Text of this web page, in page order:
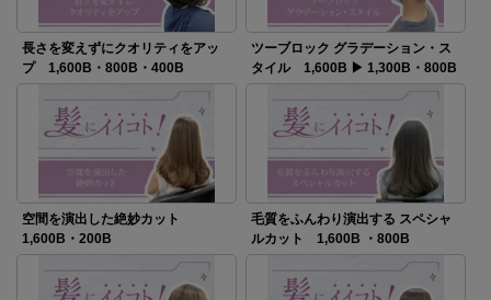
長さを変えずにクオリティをアッ
プ 1,600B・800B・400B
ツーブロック グラデーション・ス
タイル 1,600B ▶ 1,300B・800B
空間を演出した絶妙カット
1,600B・200B
毛質をふんわり演出する スペシャ
ルカット 1,600B ・800B